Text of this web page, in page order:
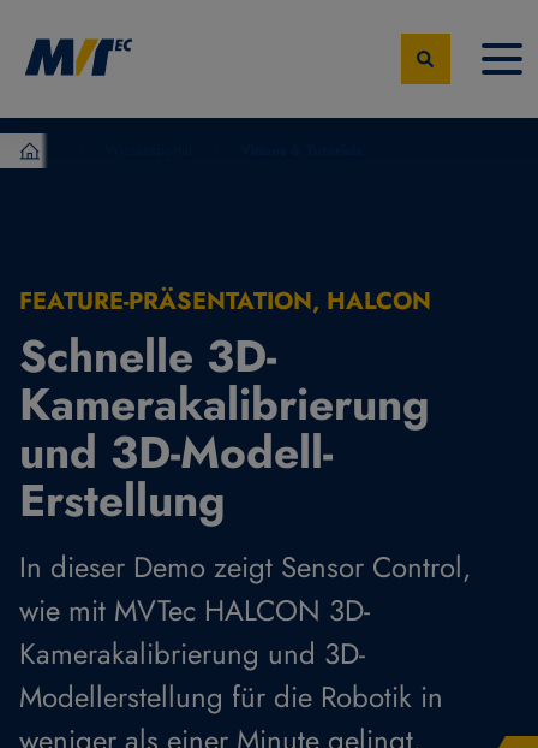
MVTec Software – Experten der industrielle
FEATURE-PRÄSENTATION, HALCON
Schnelle 3D-
Kamerakalibrierung
und 3D-Modell-
Erstellung
In dieser Demo zeigt Sensor Control,
wie mit MVTec HALCON 3D-
Kamerakalibrierung und 3D-
Modellerstellung für die Robotik in